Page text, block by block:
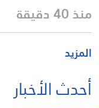
منذ 40 دقيقة
المزيد
أحدث الأخبار